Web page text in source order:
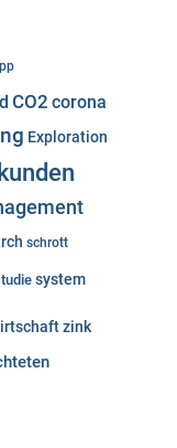
CO2 corona
Exploration
kunden
schrott
system
zink